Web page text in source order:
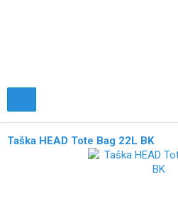
Taška HEAD Tote Bag 22L BK